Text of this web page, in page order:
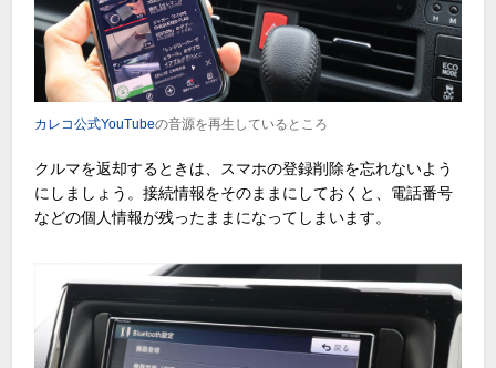
カレコ公式YouTubeの音源を再生しているところ
クルマを返却するときは、スマホの登録削除を忘れないよう
にしましょう。接続情報をそのままにしておくと、電話番号
などの個人情報が残ったままになってしまいます。